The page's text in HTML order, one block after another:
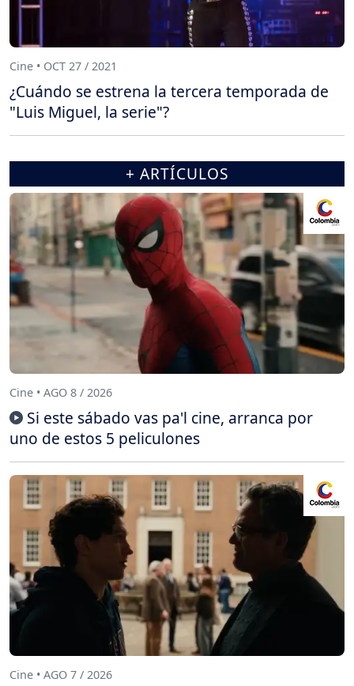
Cine • OCT 27 / 2021
¿Cuándo se estrena la tercera temporada de
"Luis Miguel, la serie"?
+ ARTÍCULOS
Cine • AGO 8 / 2026
Si este sábado vas pa'l cine, arranca por
uno de estos 5 peliculones
Cine • AGO 7 / 2026